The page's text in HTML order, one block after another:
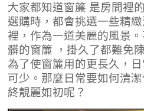
大家都知道窗簾 是房間裡
選購時，都會挑選一些精
裡，作為一道美麗的風景
髒的窗簾 ，掛久了都難免
為了使窗簾用的更長久，
可少。那麼日常要如何清
終靚麗如初呢？